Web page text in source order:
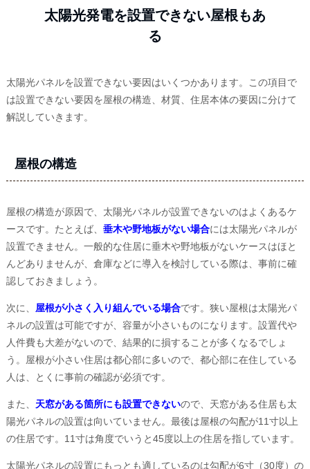
太陽光発電を設置できない屋根もあ
る
太陽光パネルを設置できない要因はいくつかあります。この項目で
は設置できない要因を屋根の構造、材質、住居本体の要因に分けて
解説していきます。
屋根の構造
屋根の構造が原因で、太陽光パネルが設置できないのはよくあるケ
ースです。たとえば、 垂木や野地板がない場合には太陽光パネルが
設置できません。一般的な住居に垂木や野地板がないケースはほと
んどありませんが、倉庫などに導入を検討している際は、事前に確
認しておきましょう。
次に、 屋根が小さく入り組んでいる場合です。狭い屋根は太陽光パ
ネルの設置は可能ですが、容量が小さいものになります。設置代や
人件費も大差がないので、結果的に損することが多くなるでしょ
う。屋根が小さい住居は都心部に多いので、都心部に在住している
人は、とくに事前の確認が必須です。
また、 天窓がある箇所にも設置できないので、天窓がある住居も太
陽光パネルの設置は向いていません。最後は屋根の勾配が11寸以上
の住居です。11寸は角度でいうと45度以上の住居を指しています。
太陽光パネルの設置にもっとも適しているのは勾配が6寸（30度）の